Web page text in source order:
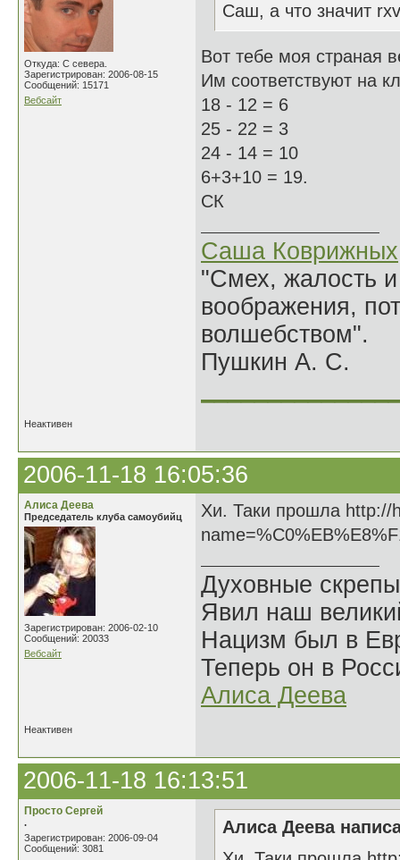
Откуда: С севера.
Зарегистрирован: 2006-08-15
Сообщений: 15171
Вебсайт
Саш, а что значит
Вот тебе моя страная
Им соответствуют на
18 - 12 = 6
25 - 22 = 3
24 - 14 = 10
6+3+10 = 19.
СК
Саша Коврижных
"Смех, жалость
воображения,
волшебством".
Пушкин А. С.
Неактивен
2006-11-18 16:05:36
Алиса Деева
Председатель клуба самоубийц
Зарегистрирован: 2006-02-10
Сообщений: 20033
Вебсайт
Хи. Таки прошла http://
Духовные
Явил наш
Нацизм был в
Теперь он в
Алиса Деева
Неактивен
2006-11-18 16:13:51
Просто Сергей
.
Зарегистрирован: 2006-09-04
Сообщений: 3081
Алиса Деева